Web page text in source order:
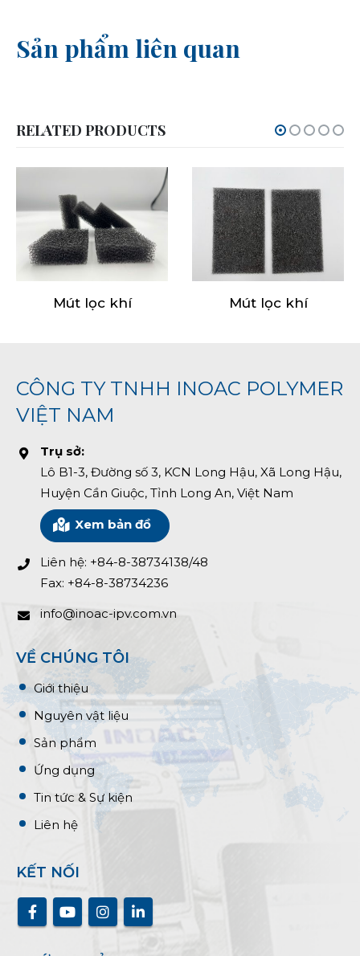
Sản phẩm liên quan
RELATED PRODUCTS
Mút lọc khí Mút lọc khí
CÔNG TY TNHH INOAC POLYMER
VIỆT NAM
Trụ sở:
Lô B1-3, Đường số 3, KCN Long Hậu, Xã Long Hậu,
Huyện Cần Giuộc, Tỉnh Long An, Việt Nam
Xem bản đồ
Liên hệ: +84-8-38734138/48
Fax: +84-8-38734236
info@inoac-ipv.com.vn
VỀ CHÚNG TÔI
Giới thiệu
Nguyên vật liệu
Sản phẩm
Ứng dụng
Tin tức & Sự kiện
Liên hệ
KẾT NỐI